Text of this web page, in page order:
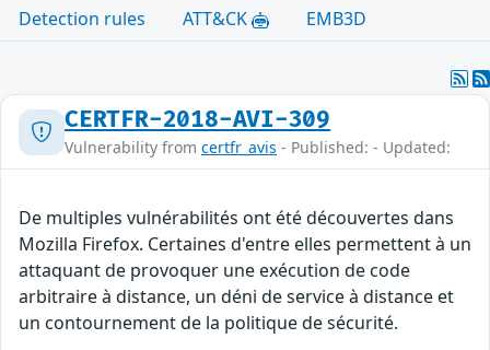
Detection rules
ATT&CK EMB3D
CERTFR-2018-AVI-309
Vulnerability from certfr_avis - Published: - Updated:
De multiples vulnérabilités ont été découvertes dans
Mozilla Firefox. Certaines d'entre elles permettent à un
attaquant de provoquer une exécution de code
arbitraire à distance, un déni de service à distance et
un contournement de la politique de sécurité.